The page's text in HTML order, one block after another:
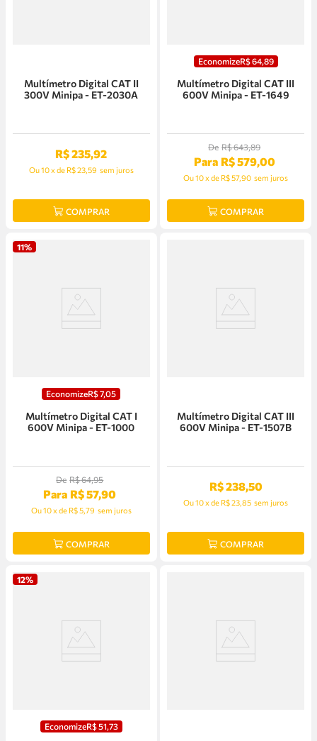
Multímetro Digital CAT II
300V Minipa - ET-2030A
R$235,92
Ou10xde R$ 23,59 sem juros
COMPRAR
EconomizeR$64, 89
Multímetro Digital CAT III
600V Minipa - ET-1649
De R$643,89
Para R$579,00
Ou10xde R$ 57,90 sem juros
COMPRAR
11%
EconomizeR$7,05
Multímetro Digital CAT I
600V Minipa - ET-1000
De R$64,95
Para R$57,90
Ou10xde R$ 5,79 sem juros
COMPRAR
Multímetro Digital CAT III
600V Minipa - ET-1507B
R$238,50
Ou10xde R$ 23,85 sem juros
COMPRAR
12%
EconomizeR$ 51 73